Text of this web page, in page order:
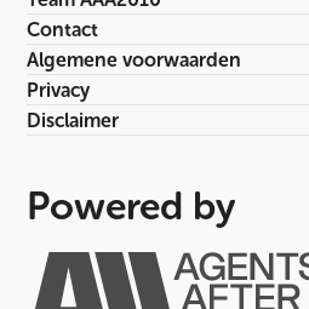
Contact
Algemene voorwaarden
Privacy
Disclaimer
Powered by